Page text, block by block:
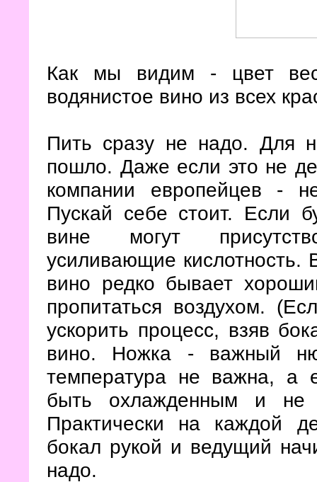
Как мы видим - цвет
водянистое вино из всех
Пить сразу не надо. Для
пошло. Даже если это не
компании европейцев -
Пускай себе стоит. Если
вине могут
усиливающие кислотность.
вино редко бывает
пропитаться воздухом.
ускорить процесс, взяв
вино. Ножка - важный
температура не важна, а
быть охлажденным и не
Практически на каждой
бокал рукой и ведущий
надо.